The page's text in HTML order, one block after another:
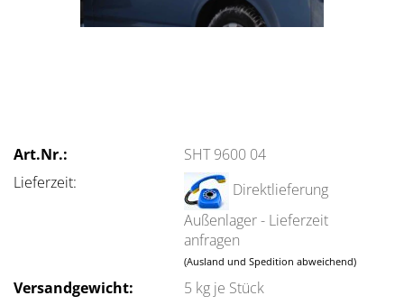
Art.Nr.:
SHT 9600 04
Lieferzeit:
Direktlieferung
Außenlager - Lieferzeit
anfragen
(Ausland und Spedition abweichend)
Versandgewicht: 5 kg je Stück